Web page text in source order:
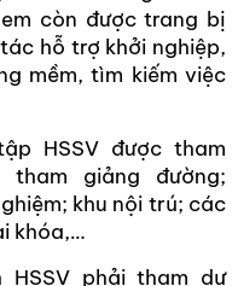
còn được trang bị
hỗ trợ khởi nghiệp,
mềm, tìm kiếm việc
HSSV được tham
tham giảng đường;
khu nội trú; các
khóa,…
phải tham dự